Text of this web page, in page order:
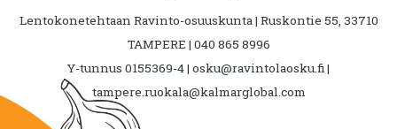
Lentokonetehtaan Ravinto-osuuskunta | Ruskontie 55, 33710
TAMPERE | 040 865 8996
Y-tunnus 0155369-4 | osku@ravintolaosku.fi |
tampere.ruokala@kalmarglobal.com